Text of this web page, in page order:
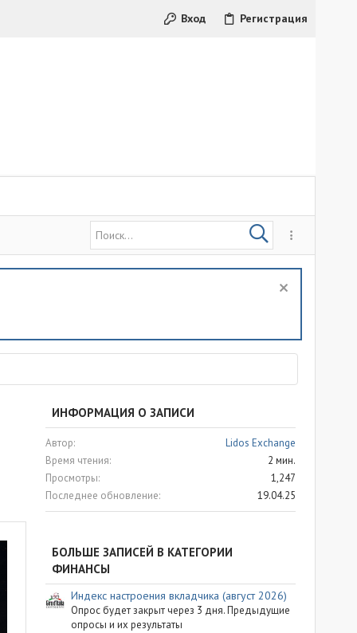
Вход Регистрация
ИНФОРМАЦИЯ О ЗАПИСИ
Автор
Lidos Exchange
Время чтения
2 мин.
Просмотры
1,247
Последнее обновление
19.04.25
БОЛЬШЕ ЗАПИСЕЙ В КАТЕГОРИИ
ФИНАНСЫ
Индекс настроения вкладчика (август 2026)
Опрос будет закрыт через 3 дня. Предыдущие
опросы и их результаты